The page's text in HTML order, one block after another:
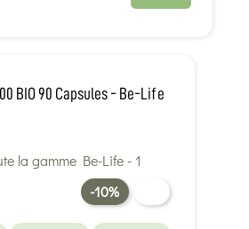
BIO 90 Capsules - Be-Life
-10%